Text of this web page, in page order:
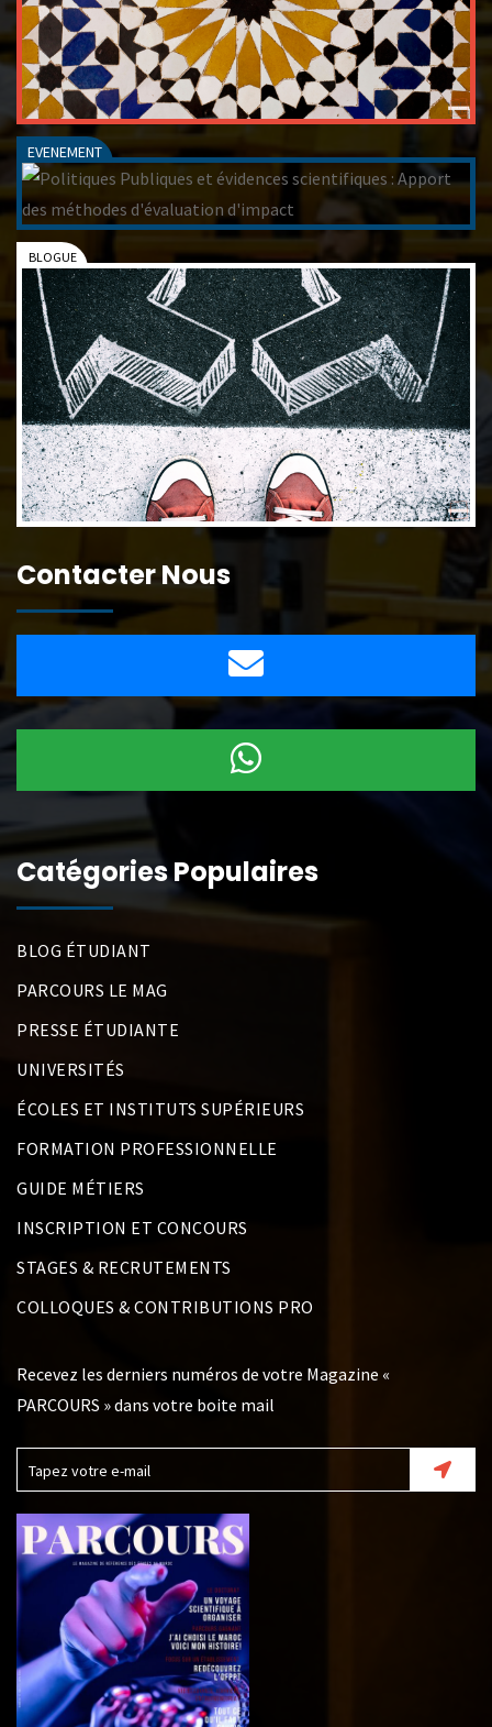
Contacter Nous
Catégories Populaires
BLOG ÉTUDIANT
PARCOURS LE MAG
PRESSE ÉTUDIANTE
UNIVERSITÉS
ÉCOLES ET INSTITUTS SUPÉRIEURS
FORMATION PROFESSIONNELLE
GUIDE MÉTIERS
INSCRIPTION ET CONCOURS
STAGES & RECRUTEMENTS
COLLOQUES & CONTRIBUTIONS PRO
Recevez les derniers numéros de votre Magazine «
PARCOURS » dans votre boite mail